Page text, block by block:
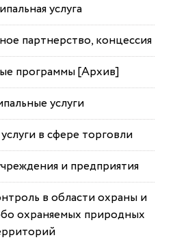
услуга
партнерство, концессия
программы [Архив]
услуги
в сфере торговли
и предприятия
в области охраны и
охраняемых природных